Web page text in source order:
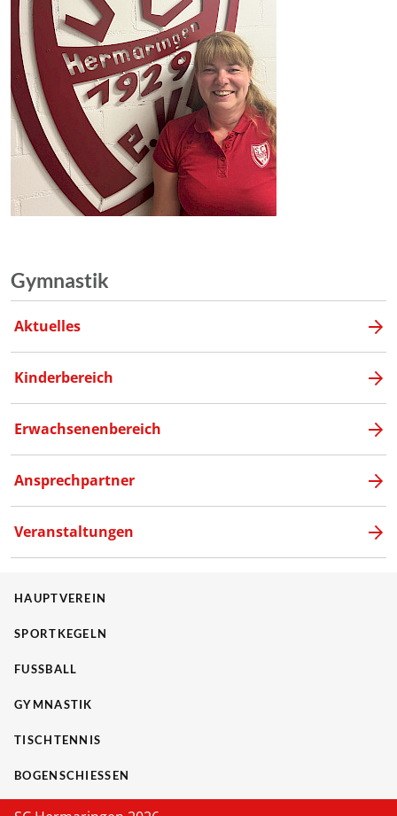
Gymnastik
Aktuelles
Kinderbereich
Erwachsenenbereich
Ansprechpartner
Veranstaltungen
HAUPTVEREIN
SPORTKEGELN
FUSSBALL
GYMNASTIK
TISCHTENNIS
BOGENSCHIESSEN